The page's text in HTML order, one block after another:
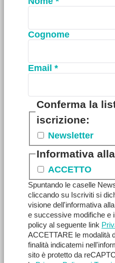
Cognome
Email *
Conferma la
iscrizione:
Newsletter
Informativa
ACCETTO
Spuntando le caselle
cliccando su Iscriviti si
visione dell'informativa
e successive modifiche e
policy al seguente link
ACCETTARE le modalità
finalità indicatemi
sito è protetto da